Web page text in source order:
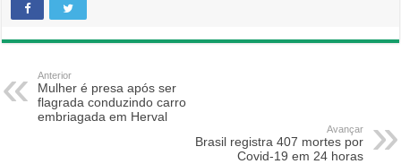
Anterior
Mulher é presa após ser
flagrada conduzindo carro
embriagada em Herval
Avançar
Brasil registra 407 mortes por
Covid-19 em 24 horas